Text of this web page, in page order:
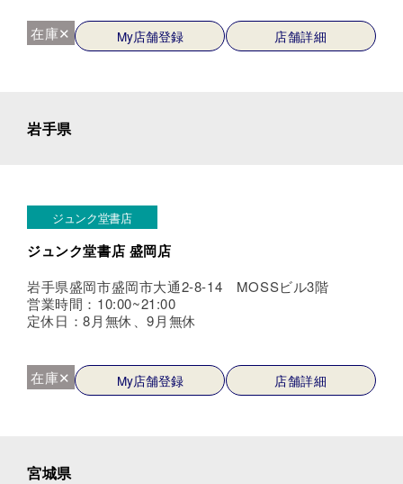
在庫✕ My店舗登録 店舗詳細
岩手県
ジュンク堂書店
ジュンク堂書店 盛岡店
岩手県盛岡市盛岡市大通2-8-14 MOSSビル3階
営業時間：10:00~21:00
定休日：8月無休、9月無休
在庫✕ My店舗登録 店舗詳細
宮城県